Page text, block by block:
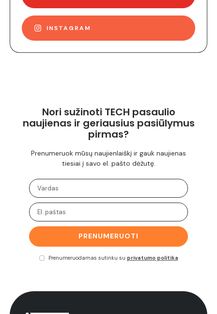
INSTAGRAM
Nori sužinoti TECH pasaulio
naujienas ir geriausius pasiūlymus
pirmas?
Prenumeruok mūsų naujienlaiškį ir gauk naujienas
tiesiai į savo el. pašto dėžutę.
PRENUMERUOTI
Prenumeruodamas sutinku su privatumo politika